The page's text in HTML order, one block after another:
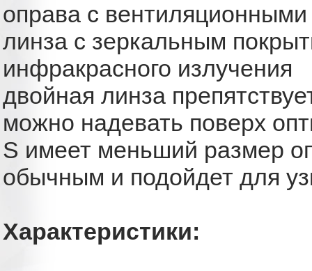
оправа с
линза с зеркальным
инфракрасного излучения
двойная линза
можно надевать поверх
S имеет меньший размер
обычным и подойдет для
Характеристики: